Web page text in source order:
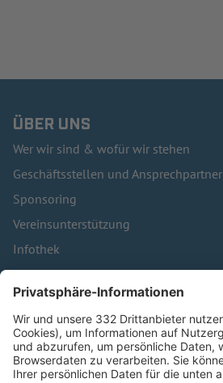
ÜBER UNS
Wer wir sind & wofür wir stehen
Geschäftsstellen und Ansprechpartner
Sponsoring
Vereinsunterstützung
Infothek
Kontakt
HÄUFIG BESUCHTE SEITEN
Pässe und Vereinswechsel
Trainerausbildung